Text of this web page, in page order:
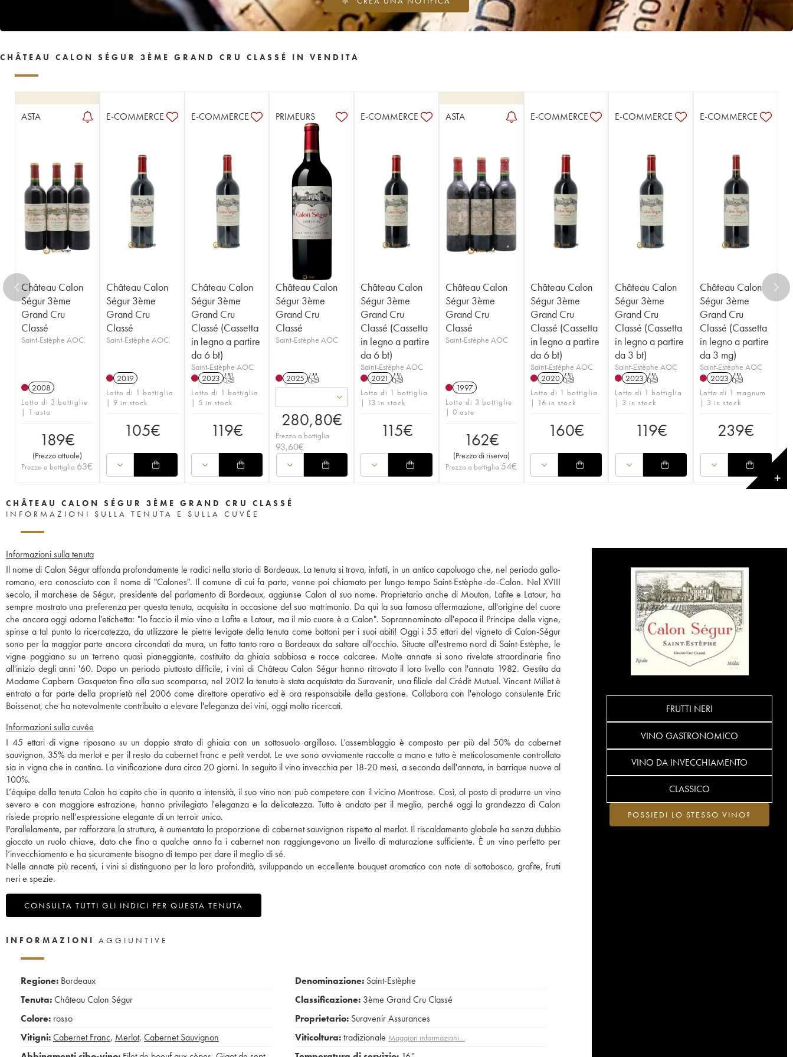
1952
1950
1949
1948 1947 1945
1944
1941
1916
1904
CHÂTEAU CALON SÉGUR 3ÈME GRAND CRU CLASSÉ IN VENDITA
ASTA
Château Calon
Ségur 3ème
Grand Cru
Classé
Saint-Estèphe AOC
2008
Lotto di 3 bottiglie
| 1 asta
189€
(Prezzo attuale)
Prezzo a bottiglia 63€
E-COMMERCE
Château Calon
Ségur 3ème
Grand Cru
Classé
Saint-Estèphe AOC
2019
Lotto di 1 bottiglia
| 9 in stock
105€
E-COMMERCE
Château Calon
Ségur 3ème
Grand Cru
Classé (Cassetta
in legno a partire
da 6 bt)
Saint-Estèphe AOC
2023 T
Lotto di 1 bottiglia
| 5 in stock
119€
PRIMEURS
Château Calon
Ségur 3ème
Grand Cru
Classé
Saint-Estèphe AOC
2025 T
280,80€
Prezzo a bottiglia
93,60€
E-COMMERCE
Château Calon
Ségur 3ème
Grand Cru
Classé (Cassetta
in legno a partire
da 6 bt)
Saint-Estèphe AOC
2021 T
Lotto di 1 bottiglia
| 13 in stock
115€
ASTA
Château Calon
Ségur 3ème
Grand Cru
Classé
Saint-Estèphe AOC
1997
Lotto di 3 bottiglie
| 0 aste
162€
(Prezzo di riserva)
Prezzo a bottiglia 54€
E-COMMERCE
Château Calon
Ségur 3ème
Grand Cru
Classé (Cassetta
in legno a partire
da 6 bt)
Saint-Estèphe AOC
2020 T
Lotto di 1 bottiglia
| 16 in stock
160€
E-COMMERCE
Château Calon
Ségur 3ème
Grand Cru
Classé (Cassetta
in legno a partire
da 3 bt)
Saint-Estèphe AOC
2023 T
Lotto di 1 bottiglia
| 3 in stock
119€
E-COMMERCE
Château Calon
Ségur 3ème
Grand Cru
Classé (Cassetta
in legno a partire
da 3 mg)
Saint-Estèphe AOC
2023 T
Lotto di 1 magnum
| 3 in stock
239€
✕
CHÂTEAU CALON SÉGUR 3ÈME GRAND CRU CLASSÉ
INFORMAZIONI SULLA TENUTA E SULLA CUVÉE
Informazioni sulla tenuta
Il nome di Calon Ségur affonda profondamente le radici nella storia di Bordeaux. La tenuta si trova, infatti, in un antico capoluogo che, nel periodo gallo-
romano, era conosciuto con il nome di "Calones". Il comune di cui fa parte, venne poi chiamato per lungo tempo Saint-Estèphe-de-Calon. Nel XVIII
secolo, il marchese de Ségur, presidente del parlamento di Bordeaux, aggiunse Calon al suo nome. Proprietario anche di Mouton, Lafite e Latour, ha
sempre mostrato una preferenza per questa tenuta, acquisita in occasione del suo matrimonio. Da qui la sua famosa affermazione, all'origine del cuore
che ancora oggi adorna l'etichetta: "Io faccio il mio vino a Lafite e Latour, ma il mio cuore è a Calon". Soprannominato all'epoca il Principe delle vigne,
spinse a tal punto la ricercatezza, da utilizzare le pietre levigate della tenuta come bottoni per i suoi abiti! Oggi i 55 ettari del vigneto di Calon-Ségur
sono per la maggior parte ancora circondati da mura, un fatto tanto raro a Bordeaux da saltare all’occhio. Situate all'estremo nord di Saint-Estèphe, le
vigne poggiano su un terreno quasi pianeggiante, costituito da ghiaia sabbiosa e rocce calcaree. Molte annate si sono rivelate straordinarie fino
all'inizio degli anni '60. Dopo un periodo piuttosto difficile, i vini di Château Calon Ségur hanno ritrovato il loro livello con l'annata 1982. Gestita da
Madame Capbern Gasqueton fino alla sua scomparsa, nel 2012 la tenuta è stata acquistata da Suravenir, una filiale del Crédit Mutuel. Vincent Millet è
entrato a far parte della proprietà nel 2006 come direttore operativo ed è ora responsabile della gestione. Collabora con l'enologo consulente Eric
Boissenot, che ha notevolmente contribuito a elevare l'eleganza dei vini, oggi molto ricercati.
Informazioni sulla cuvée
I 45 ettari di vigne riposano su un doppio strato di ghiaia con un sottosuolo argilloso. L’assemblaggio è composto per più del 50% da cabernet
sauvignon, 35% da merlot e per il resto da cabernet franc e petit verdot. Le uve sono ovviamente raccolte a mano e tutto è meticolosamente controllato
sia in vigna che in cantina. La vinificazione dura circa 20 giorni. In seguito il vino invecchia per 18-20 mesi, a seconda dell'annata, in barrique nuove al
100%.
L’équipe della tenuta Calon ha capito che in quanto a intensità, il suo vino non può competere con il vicino Montrose. Così, al posto di produrre un vino
severo e con maggiore estrazione, hanno privilegiato l'eleganza e la delicatezza. Tutto è andato per il meglio, perché oggi la grandezza di Calon
risiede proprio nell’espressione elegante di un terroir unico.
Parallelamente, per rafforzare la struttura, è aumentata la proporzione di cabernet sauvignon rispetto al merlot. Il riscaldamento globale ha senza dubbio
giocato un ruolo chiave, dato che fino a qualche anno fa i cabernet non raggiungevano un livello di maturazione sufficiente. È un vino perfetto per
l’invecchiamento e ha sicuramente bisogno di tempo per dare il meglio di sé.
Nelle annate più recenti, i vini si distinguono per la loro profondità, sviluppando un eccellente bouquet aromatico con note di sottobosco, grafite, frutti
neri e spezie.
CONSULTA TUTTI GLI INDICI PER QUESTA TENUTA
FRUTTI NERI
VINO GASTRONOMICO
VINO DA INVECCHIAMENTO
CLASSICO
POSSIEDI LO STESSO VINO?
INFORMAZIONI AGGIUNTIVE
Regione: Bordeaux
Tenuta:Château Calon Ségur
Colore: rosso
Vitigni:Cabernet Franc, Merlot, Cabernet Sauvignon
Denominazione: Saint-Estèphe
Classificazione: 3ème Grand Cru Classé
Proprietario: Suravenir Assurances
Viticoltura:tradizionale Maggiori informazioni…